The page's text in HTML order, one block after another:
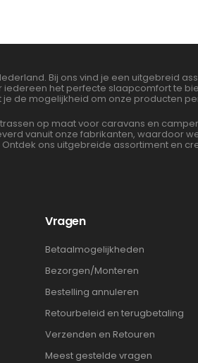
Bij ons vind je een uitgebreid
het perfecte slaapcomfort te
de mogelijkheid om onze producten
op maat voor caravans en
vanuit onze fabrikanten, waardoor
ons uitgebreide assortiment en
Vragen
Betaalmogelijkheden
Bezorgen/Monteren
Bestelling annuleren
Retourbeleid en terugbetaling
Verzenden en Retouren
Meest gestelde vragen